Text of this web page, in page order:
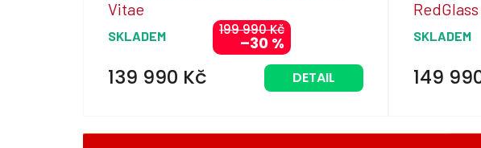
R
M
A
199 990 Kč
–30 %
Vitae
SKLADEM
139 990 Kč DETAIL
R
M
A
SKLADEM
149